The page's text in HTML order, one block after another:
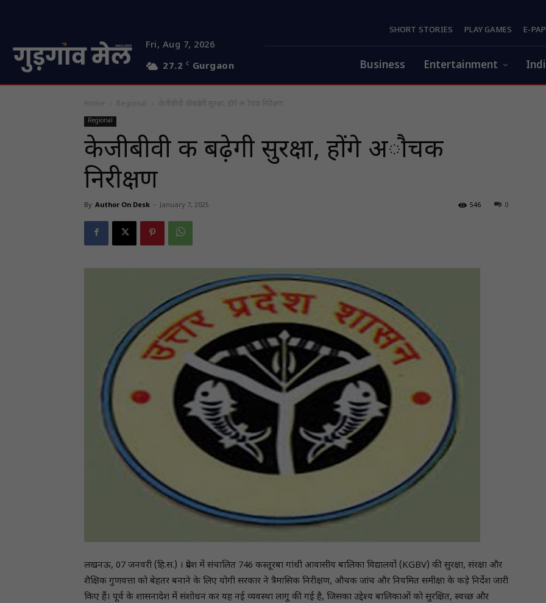
Fri, Aug 7, 2026
27.2
C Gurgaon
SHORT STORIES PLAY GAMES E-
Business Entertainment
Home Regional केजीबीवी की बढ़ेगी सुरक्षा, हाेंगे अाैचक निरीक्षण
Regional
केजीबीवी की बढ़ेगी सुरक्षा, हाेंगे अाैचक
निरीक्षण
By Author On Desk - January 7, 2025 0
546
लखनऊ, 07 जनवरी (हि.स.) । प्रदेश में संचालित 746 कस्तूरबा गांधी आवासीय बालिका विद्यालयों (KGBV) की सुरक्षा, संरक्षा और
शैक्षिक गुणवत्ता को बेहतर बनाने के लिए योगी सरकार ने त्रैमासिक निरीक्षण, औचक जांच और नियमित समीक्षा के कड़े निर्देश जारी
किए हैं। पूर्व के शासनादेश में संशोधन कर यह नई व्यवस्था लागू की गई है, जिसका उद्देश्य बालिकाओं को सुरक्षित, स्वच्छ और